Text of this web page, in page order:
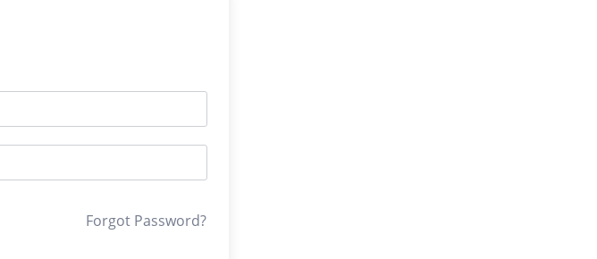
Forgot Password?